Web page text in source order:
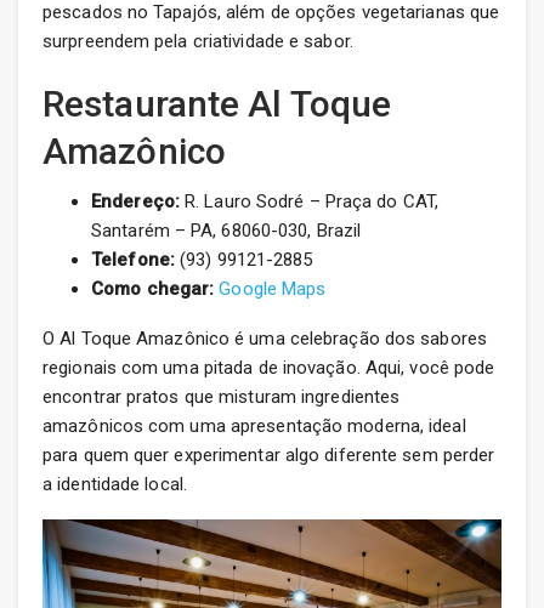
pescados no Tapajós, além de opções vegetarianas que
surpreendem pela criatividade e sabor.
Restaurante Al Toque
Amazônico
Endereço:R. Lauro Sodré – Praça do CAT,
Santarém – PA, 68060-030, Brazil
Telefone:(93) 99121-2885
Como chegar: Google Maps
O Al Toque Amazônico é uma celebração dos sabores
regionais com uma pitada de inovação. Aqui, você pode
encontrar pratos que misturam ingredientes
amazônicos com uma apresentação moderna, ideal
para quem quer experimentar algo diferente sem perder
a identidade local.